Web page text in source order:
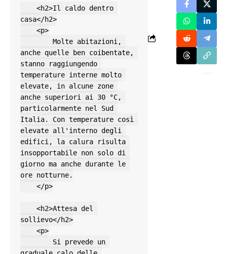
casa</h2>
anche quelle ben coibentate,
stanno raggiungendo
temperature interne molto
elevate, in alcune zone
anche superiori ai 30 °C,
particolarmente nel Sud
Italia. Con temperature così
elevate all'interno degli
edifici, la calura risulta
insopportabile non solo di
giorno ma anche durante le
ore notturne.
sollievo</h2>